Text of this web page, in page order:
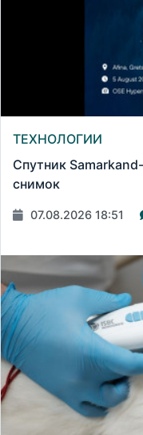
ТЕХНОЛОГИИ
Спутник
снимок
07.08.2026 18:51